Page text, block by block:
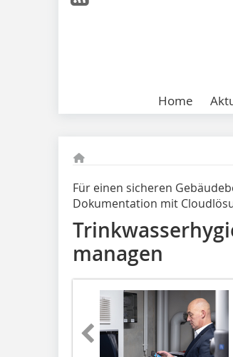
Home
Für einen sicheren
Dokumentation mit
managen